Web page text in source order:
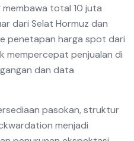
total 10 juta
dari Selat Hormuz dan
penetapan harga spot dari
mempercepat penjualan di
dan data
pasokan, struktur
menjadi